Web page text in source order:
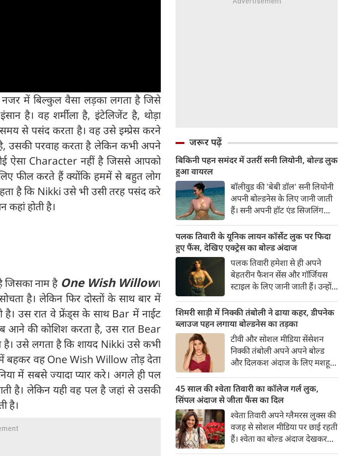
नजर में बिल्कुल वैसा लड़का लगता है जिसे
है। वह शर्मीला है, इंटेलिजेंट है, थोड़ा
से पसंद करता है। वह उसे इम्प्रेस करने
उसकी परवाह करता है लेकिन कभी अपने
ऐसा Character नहीं है जिससे आपको
फील करते हैं क्योंकि हममें से बहुत लोग
है कि Nikki उसे भी उसी तरह पसंद करे
होती है।
जिसका नाम है One Wish Willow।
है। लेकिन फिर दोस्तों के साथ बार में
है। उस रात वे फ्रेंड्स के साथ Bar में नाईट
आने की कोशिश करता है, उस रात Bear
है। उसे लगता है कि शायद Nikki उसे कभी
बहकर वह One Wish Willow तोड़ देता
में सबसे ज्यादा प्यार करे। अगले ही पल
है। लेकिन यही वह पल है जहां से उसकी
है।
जरूर पढ़ें
बिकिनी पहन समंदर में उतरीं सनी लियोनी, बोल्ड लुक
हुआ वायरल
बॉलीवुड की 'बेबी डॉल' सनी लियोनी
अपनी बोल्डनेस के लिए जानी जाती
हैं। सनी अपनी हॉट एंड सिजलिंग
रहती हैं। फैंस सनी लियोनी की तस्वीरों
का बेसब्री से इंतजार करते हैं। इस बार
सनी लियोनी ने मालदीव वेकेशन से
अपनी कुछ बोल्ड तस्वीरें शेयर की है।
पलक तिवारी के यूनिक लायन कॉर्सेट लुक पर फिदा
हुए फैंस, देखिए एक्ट्रेस का बोल्ड अंदाज
पलक तिवारी हमेशा से ही अपने
बेहतरीन फैशन सेंस और गॉर्जियस
स्टाइल के लिए जानी जाती हैं। उन्होंने
फिर फैंस का दिल जीत लिया है।
पलक ने एक बेहद यूनीक और
स्टाइलिश गोल्डन कॉर्सेट टॉप में
अपनी कुछ तस्वीरें शेयर की है।
शिमरी साड़ी में निक्की तंबोली ने ढाया कहर, डीपनेक
ब्लाउज पहन लगाया बोल्डनेस का तड़का
टीवी और सोशल मीडिया सेंसेशन
निक्की तंबोली अपने अपने बोल्ड
और दिलकश अंदाज के लिए मशहूर
इंटरनेट पर तहलका मचाती रहती हैं।
इस बार निक्की ने मरून कलर की
साड़ी में अपनी कुछ सुपर सिजलिंग
तस्वीरें शेयर की है। खूबसूरत शिमरी
साड़ी में निक्की की अदाएं देखने
लायक है।
45 साल की श्वेता तिवारी का कॉलेज गर्ल लुक,
सिंपल अंदाज से जीता फैंस का दिल
श्वेता तिवारी अपने ग्लैमरस लुक्स की
वजह से सोशल मीडिया पर छाई रहती
हैं। श्वेता का बोल्ड अंदाज देखकर